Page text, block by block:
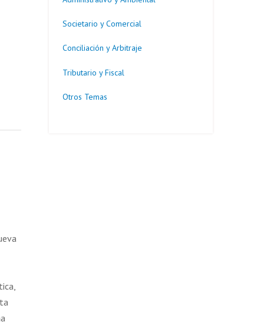
Societario y Comercial
Conciliación y Arbitraje
Tributario y Fiscal
Otros Temas